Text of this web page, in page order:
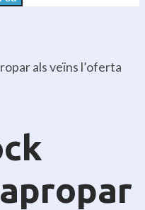
als veïns l’oferta